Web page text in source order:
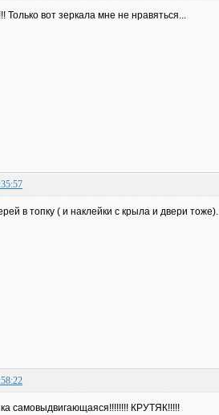
Только вот зеркала мне не нравяться...
в топку ( и наклейки с крыла и двери
самовыдвигающаяся!!!!!!!! КРУТЯК!!!!!